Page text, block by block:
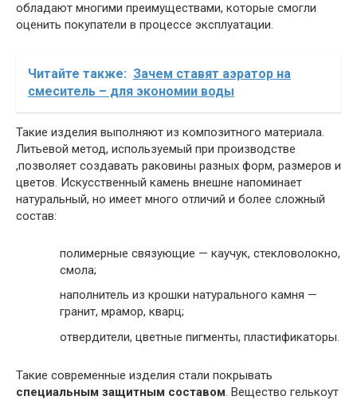
обладают многими преимуществами, которые смогли
оценить покупатели в процессе эксплуатации.
Читайте также: Зачем ставят аэратор на
смеситель – для экономии воды
Такие изделия выполняют из композитного материала.
Литьевой метод, используемый при производстве
,позволяет создавать раковины разных форм, размеров и
цветов. Искусственный камень внешне напоминает
натуральный, но имеет много отличий и более сложный
состав:
полимерные связующие — каучук, стекловолокно,
смола;
наполнитель из крошки натурального камня —
гранит, мрамор, кварц;
отвердители, цветные пигменты, пластификаторы.
Такие современные изделия стали покрывать
специальным защитным составом. Вещество гелькоут